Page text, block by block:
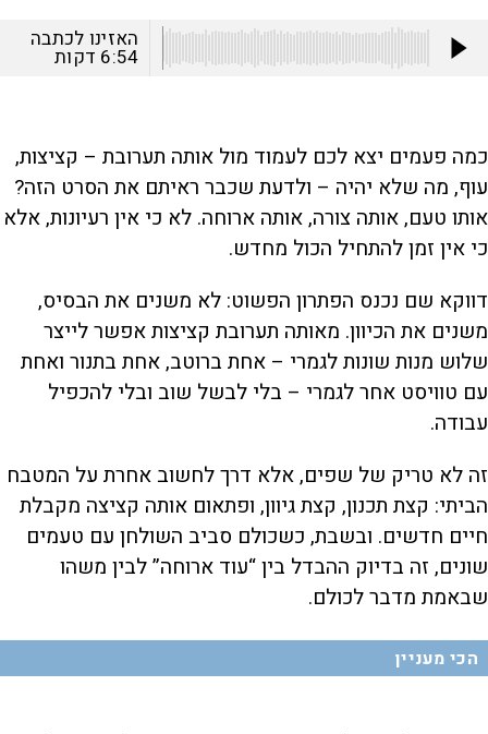
האזינו לכתבה
6:54 דקות
כמה פעמים יצא לכם לעמוד מול אותה תערובת – קציצות,
עוף, מה שלא יהיה – ולדעת שכבר ראיתם את הסרט הזה?
אותו טעם, אותה צורה, אותה ארוחה. לא כי אין רעיונות, אלא
כי אין זמן להתחיל הכול מחדש.
דווקא שם נכנס הפתרון הפשוט: לא משנים את הבסיס,
משנים את הכיוון. מאותה תערובת קציצות אפשר לייצר
שלוש מנות שונות לגמרי – אחת ברוטב, אחת בתנור ואחת
עם טוויסט אחר לגמרי – בלי לבשל שוב ובלי להכפיל
עבודה.
זה לא טריק של שפים, אלא דרך לחשוב אחרת על המטבח
הביתי: קצת תכנון, קצת גיוון, ופתאום אותה קציצה מקבלת
חיים חדשים. ובשבת, כשכולם סביב השולחן עם טעמים
שונים, זה בדיוק ההבדל בין “עוד ארוחה” לבין משהו
שבאמת מדבר לכולם.
הכי מעניין